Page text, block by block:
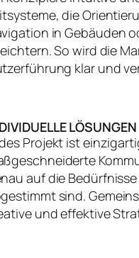
die
in Gebäuden
So wird die
klar und
LÖSUNGEN
Projekt ist
auf die
sind.
und effektive